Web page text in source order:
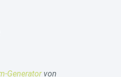
Generatorvon